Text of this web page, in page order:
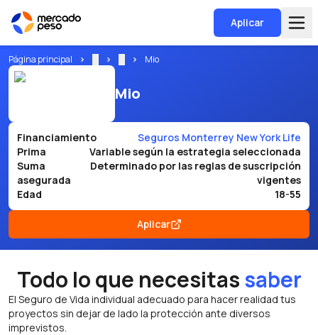
Aplicar
Página principal Mio
Mio
Financiamiento
Seguros Monterrey New York Life
Prima
Variable según la estrategia seleccionada
Suma
asegurada
Determinado por las reglas de suscripción
vigentes
Edad
18-55
Aplicar
Todo lo que necesitassaber
El Seguro de Vida individual adecuado para hacer realidad tus
proyectos sin dejar de lado la protección ante diversos
imprevistos.